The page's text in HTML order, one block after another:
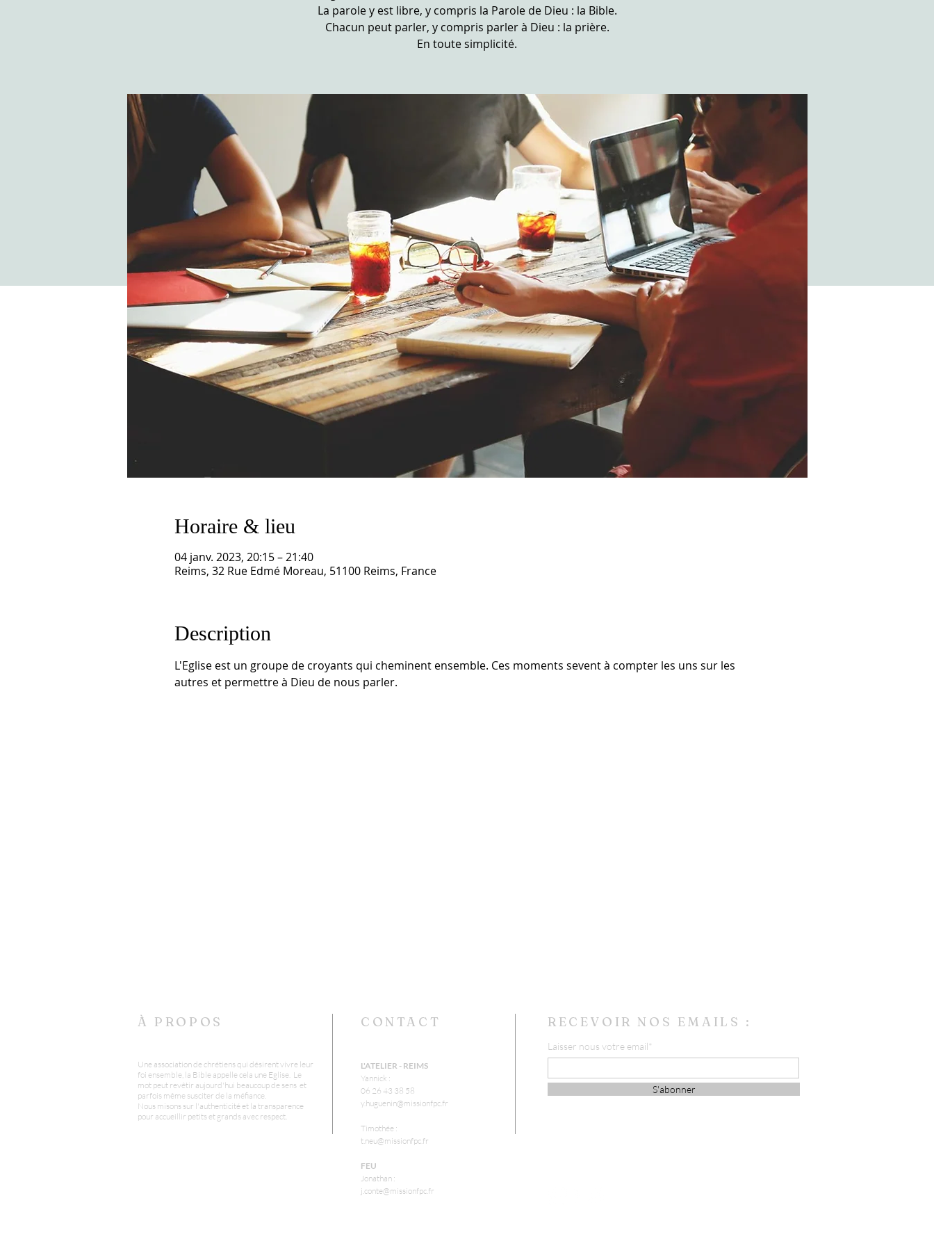
La parole y est libre, y compris la Parole de Dieu : la Bible.
Chacun peut parler, y compris parler à Dieu : la prière.
En toute simplicité.
Horaire & lieu
04 janv. 2023, 20:15 – 21:40
Reims, 32 Rue Edmé Moreau, 51100 Reims, France
Description
L'Eglise est un groupe de croyants qui cheminent ensemble. Ces moments sevent à compter les uns sur les
autres et permettre à Dieu de nous parler.
À PROPOS
Une association de chrétiens qui désirent vivre leur
foi ensemble, la Bible appelle cela une Eglise. Le
mot peut revêtir aujourd'hui beaucoup de sens et
parfois même susciter de la méfiance.
Nous misons sur l'authenticité et la transparence
pour accueillir petits et grands avec respect.
CONTACT
L'ATELIER - REIMS
Yannick :
06 26 43 38 58
y.huguenin@missionfpc.fr
Timothée :
t.neu@missionfpc.fr
FEU
Jonathan :
j.conte@missionfpc.fr
RECEVOIR NOS EMAILS :
Laisser nous votre email*
S'abonner